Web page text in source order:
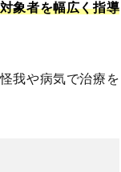
象者を幅広く指導
我や病気で治療を